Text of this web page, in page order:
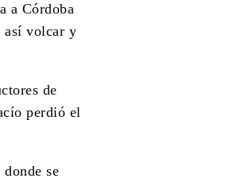
a Córdoba
así volcar y
de
perdió el
se